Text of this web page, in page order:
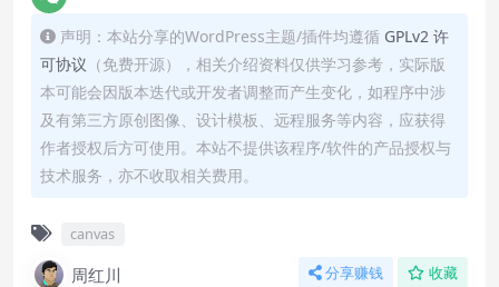
声明：本站分享的WordPress主题/插件均遵循 GPLv2 许
可协议 （免费开源），相关介绍资料仅供学习参考，实际版
本可能会因版本迭代或开发者调整而产生变化，如程序中涉
及有第三方原创图像、设计模板、远程服务等内容，应获得
作者授权后方可使用。本站不提供该程序/软件的产品授权与
技术服务，亦不收取相关费用。
canvas
周红川 分享赚钱 收藏